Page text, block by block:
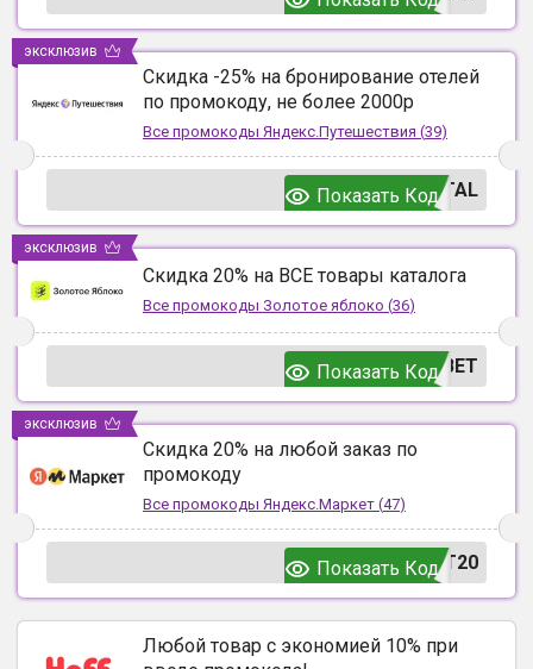
Скидка -25% на бронирование отелей
по промокоду, не более 2000р
Все промокоды Яндекс.Путешествия (39)
TAL
Показать Код
эксклюзив
Скидка 20% на ВСЕ товары каталога
Все промокоды Золотое яблоко (36)
ВЕТ
Показать Код
эксклюзив
Скидка 20% на любой заказ по
промокоду
Все промокоды Яндекс.Маркет (47)
T20
Показать Код
эксклюзив
Любой товар с экономией 10% при